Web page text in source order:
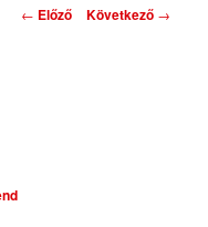
Bejegyzés navigáció
← Előző Következő →